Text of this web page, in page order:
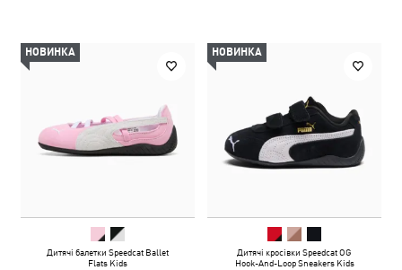
НОВИНКА
Дитячі балетки Speedcat Ballet
Flats Kids
НОВИНКА
Дитячі кросівки Speedcat OG
Hook-And-Loop Sneakers Kids